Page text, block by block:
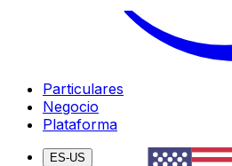
Particulares
Negocio
Plataforma
ES-US